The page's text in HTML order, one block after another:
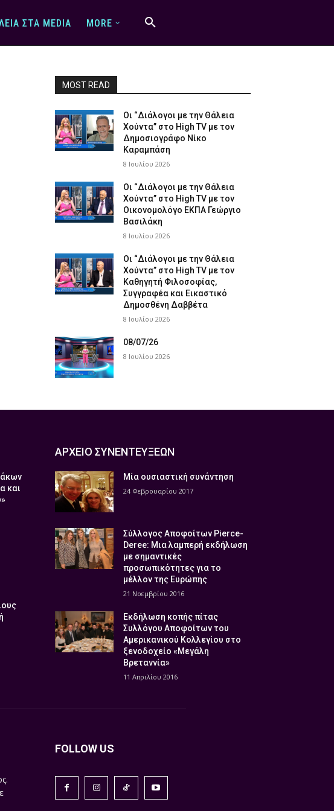
ΣΤΑ MEDIA MORE
MOST READ
Οι “Διάλογοι με την Θάλεια
Χούντα” στο High TV με τον
Δημοσιογράφο Νίκο
Καραμπάση
8 Ιουλίου 2026
Οι “Διάλογοι με την Θάλεια
Χούντα” στο High TV με τον
Οικονομολόγο ΕΚΠΑ Γεώργιο
Βασιλάκη
8 Ιουλίου 2026
Οι “Διάλογοι με την Θάλεια
Χούντα” στο High TV με τον
Καθηγητή Φιλοσοφίας,
Συγγραφέα και Εικαστικό
Δημοσθένη Δαββέτα
8 Ιουλίου 2026
08/07/26
8 Ιουλίου 2026
και
ΑΡΧΕΙΟ ΣΥΝΕΝΤΕΥΞΕΩΝ
Μία ουσιαστική συνάντηση
24 Φεβρουαρίου 2017
Σύλλογος Αποφοίτων Pierce-
Deree: Μια λαμπερή εκδήλωση
με σημαντικές
προσωπικότητες για το
μέλλον της Ευρώπης
21 Νοεμβρίου 2016
Εκδήλωση κοπής πίτας
Συλλόγου Αποφοίτων του
Αμερικανικού Κολλεγίου στο
ξενοδοχείο «Μεγάλη
Βρεταννία»
11 Απριλίου 2016
FOLLOW US